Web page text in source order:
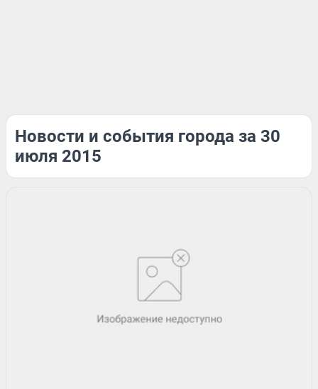
Новости и события города за 30
июля 2015